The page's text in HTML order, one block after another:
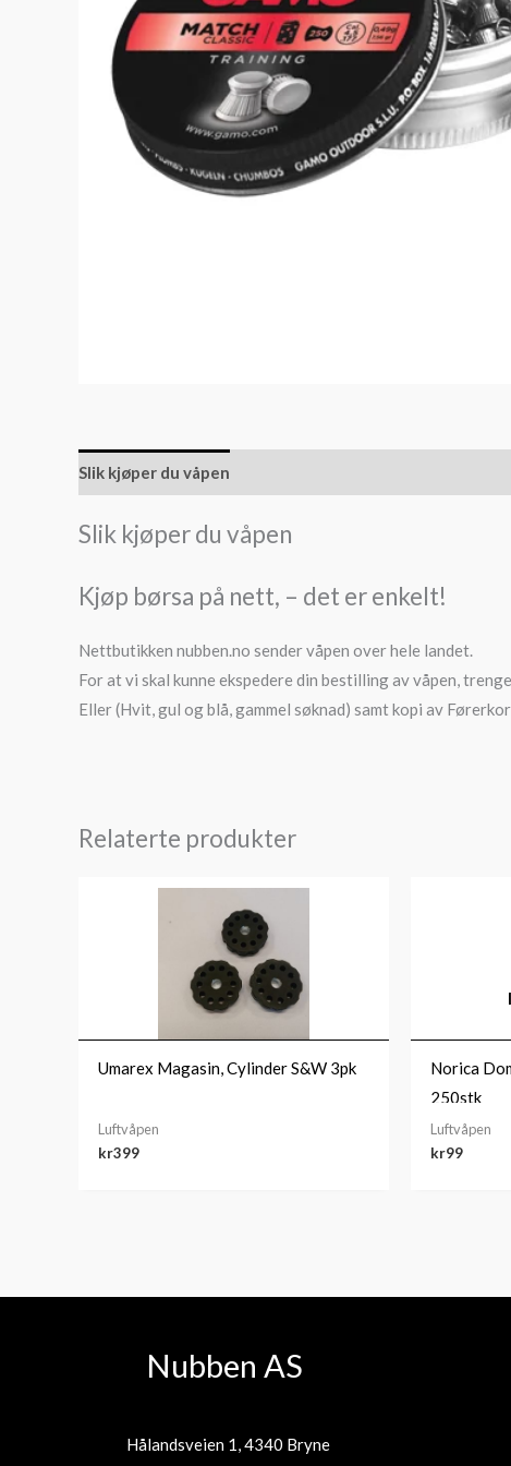
Slik kjøper du våpen
Slik kjøper du våpen
Kjøp børsa på nett, – det er enkelt!
Nettbutikken nubben.no sender våpen over hele landet.
For at vi skal kunne ekspedere din bestilling av våpen,
Eller (Hvit, gul og blå, gammel søknad) samt kopi av
Relaterte produkter
Umarex Magasin, Cylinder S&W 3pk
Luftvåpen
kr399
Norica
250stk
Luftvåpen
kr99
Nubben AS
Hålandsveien 1, 4340 Bryne